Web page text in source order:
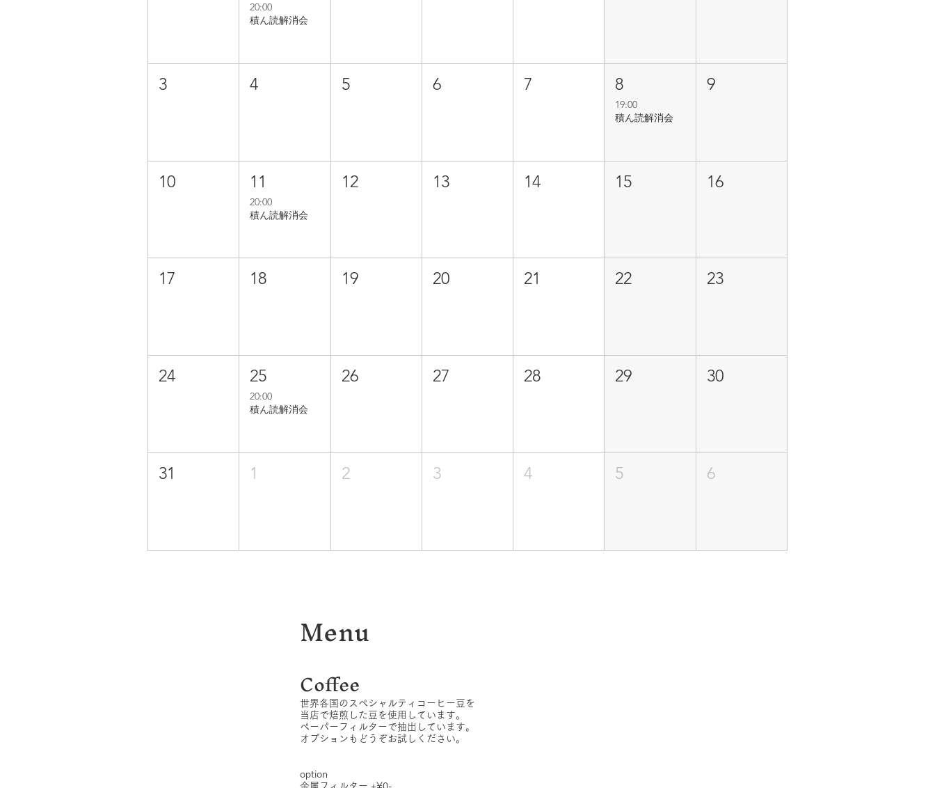
20:00
積ん読解消会
3 4 5 6 7 8
19:00
積ん読解消会
9
10 11
20:00
積ん読解消会
12 13 14 15 16
17 18 19 20 21 22 23
24 25
20:00
積ん読解消会
26 27 28 29 30
31 1 2 3 4 5 6
Menu
Coffee
世界各国のスペシャルティコーヒー豆を
当店で焙煎した豆を使用しています。
ペーパーフィルターで抽出しています。
オプションもどうぞお試しください。
option
金属フィルター +¥0-